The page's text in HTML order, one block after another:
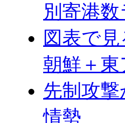
別寄港
図表で
朝鮮＋
先制攻
情勢